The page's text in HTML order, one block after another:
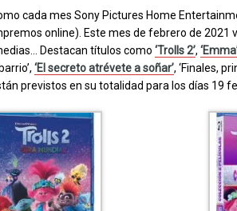
cada mes Sony Pictures Home
online). Este mes de febrero de
Destacan títulos como ‘Trolls 2’,
‘El secreto atrévete a soñar’, ‘Finales,
previstos en su totalidad para los días 19